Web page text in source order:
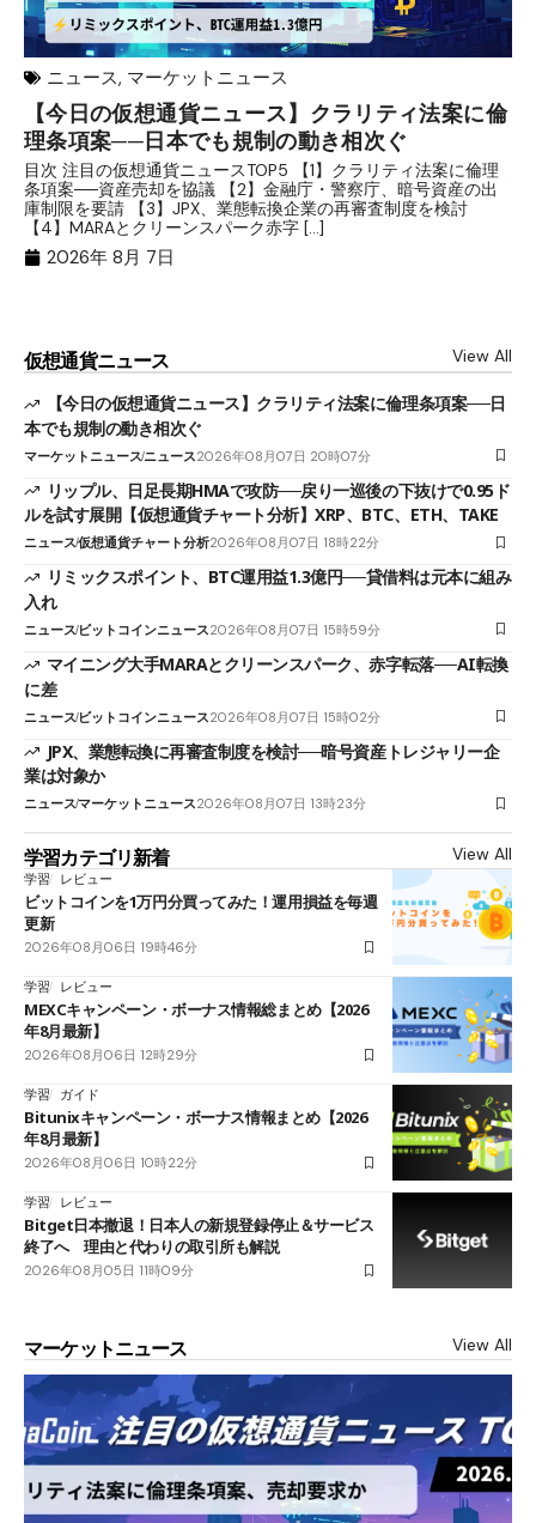
ニュース, マーケットニュース
【今日の仮想通貨ニュース】クラリティ法案に倫
理条項案──日本でも規制の動き相次ぐ
目次 注目の仮想通貨ニュースTOP5 【1】クラリティ法案に倫理
条項案──資産売却を協議 【2】金融庁・警察庁、暗号資産の出
庫制限を要請 【3】JPX、業態転換企業の再審査制度を検討
【4】MARAとクリーンスパーク赤字 […]
2026年 8月 7日
仮想通貨ニュース View All
【今日の仮想通貨ニュース】クラリティ法案に倫理条項案──日
本でも規制の動き相次ぐ
マーケットニュースニュース2026年08月07日 20時07分
リップル、日足長期HMAで攻防──戻り一巡後の下抜けで0.95ド
ルを試す展開【仮想通貨チャート分析】XRP、BTC、ETH、TAKE
ニュース仮想通貨チャート分析2026年08月07日 18時22分
リミックスポイント、BTC運用益1.3億円──貸借料は元本に組み
入れ
ニュースビットコインニュース2026年08月07日 15時59分
マイニング大手MARAとクリーンスパーク、赤字転落──AI転換
に差
ニュースビットコインニュース2026年08月07日 15時02分
JPX、業態転換に再審査制度を検討──暗号資産トレジャリー企
業は対象か
ニュースマーケットニュース2026年08月07日 13時23分
学習カテゴリ新着 View All
学習 レビュー
ビットコインを1万円分買ってみた！運用損益を毎週
更新
2026年08月06日 19時46分
学習 レビュー
MEXCキャンペーン・ボーナス情報総まとめ【2026
年8月最新】
2026年08月06日 12時29分
学習 ガイド
Bitunixキャンペーン・ボーナス情報まとめ【2026
年8月最新】
2026年08月06日 10時22分
学習 レビュー
Bitget日本撤退！日本人の新規登録停止＆サービス
終了へ 理由と代わりの取引所も解説
2026年08月05日 11時09分
マーケットニュース View All